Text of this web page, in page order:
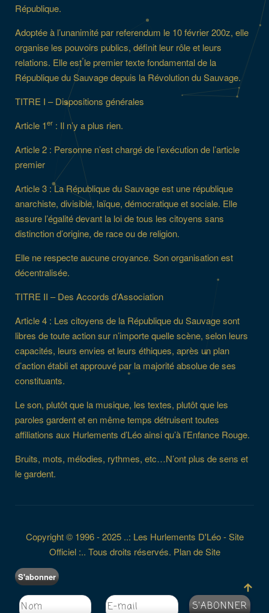
République.
Adoptée à l’unanimité par referendum le 10 février 200z, elle
organise les pouvoirs publics, définit leur rôle et leurs
relations. Elle est le premier texte fondamental de la
République du Sauvage depuis la Révolution du Sauvage.
TITRE I – Dispositions générales
Article 1er : Il n’y a plus rien.
Article 2 : Personne n’est chargé de l’exécution de l’article
premier
Article 3 : La République du Sauvage est une république
anarchiste, divisible, laïque, démocratique et sociale. Elle
assure l’égalité devant la loi de tous les citoyens sans
distinction d’origine, de race ou de religion.
Elle ne respecte aucune croyance. Son organisation est
décentralisée.
TITRE II – Des Accords d’Association
Article 4 : Les citoyens de la République du Sauvage sont
libres de toute action sur n’importe quelle scène, selon leurs
capacités, leurs envies et leurs éthiques, après un plan
d’action établi et approuvé par la majorité absolue de ses
constituants.
Le son, plutôt que la musique, les textes, plutôt que les
paroles gardent et en même temps détruisent toutes
affiliations aux Hurlements d’Léo ainsi qu’à l’Enfance Rouge.
Bruits, mots, mélodies, rythmes, etc…N’ont plus de sens et
le gardent.
Copyright © 1996 - 2025 ..: Les Hurlements D'Léo - Site
Officiel :.. Tous droits réservés. Plan de Site
S'abonner